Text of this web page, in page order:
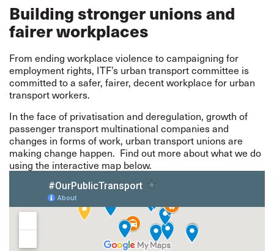
Building stronger unions and
fairer workplaces
From ending workplace violence to campaigning for
employment rights, ITF’s urban transport committee is
committed to a safer, fairer, decent workplace for urban
transport workers.
In the face of privatisation and deregulation, growth of
passenger transport multinational companies and
changes in forms of work, urban transport unions are
making change happen. Find out more about what we do
using the interactive map below.